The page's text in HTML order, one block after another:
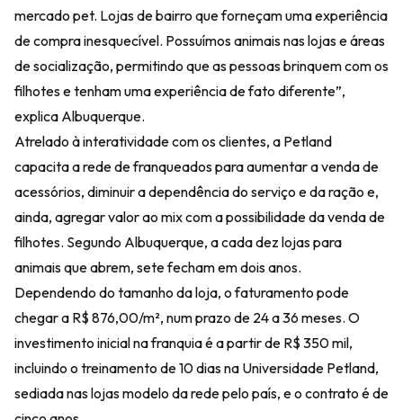
mercado pet. Lojas de bairro que forneçam uma experiência
de compra inesquecível. Possuímos animais nas lojas e áreas
de socialização, permitindo que as pessoas brinquem com os
filhotes e tenham uma experiência de fato diferente”,
explica Albuquerque.
Atrelado à interatividade com os clientes, a Petland
capacita a rede de franqueados para aumentar a venda de
acessórios, diminuir a dependência do serviço e da ração e,
ainda, agregar valor ao mix com a possibilidade da venda de
filhotes. Segundo Albuquerque, a cada dez lojas para
animais que abrem, sete fecham em dois anos.
Dependendo do tamanho da loja, o faturamento pode
chegar a R$ 876,00/m², num prazo de 24 a 36 meses. O
investimento inicial na franquia é a partir de R$ 350 mil,
incluindo o treinamento de 10 dias na Universidade Petland,
sediada nas lojas modelo da rede pelo país, e o contrato é de